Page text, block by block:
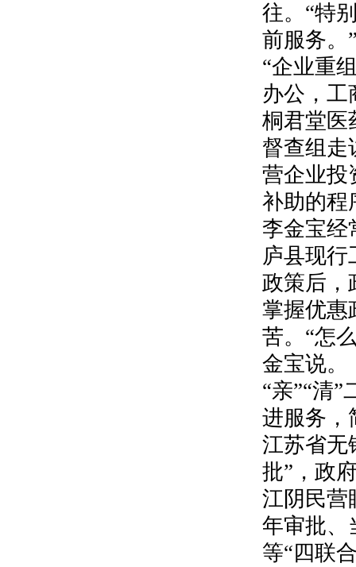
往。“特
前服务。
“企业重
办公，工
桐君堂医
督查组走
营企业投
补助的程
李金宝经
庐县现行
政策后，
掌握优惠
苦。“怎
金宝说。
“亲”“清
进服务，
江苏省无
批”，政
江阴民营
年审批、
等“四联